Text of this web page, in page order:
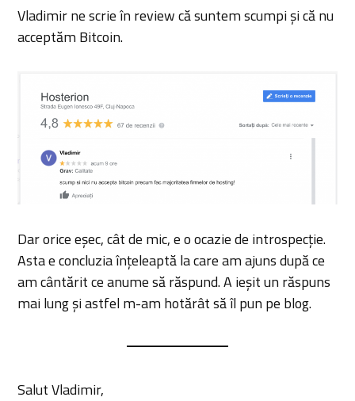
Vladimir ne scrie în review că suntem scumpi și că nu
acceptăm Bitcoin.
Dar orice eșec, cât de mic, e o ocazie de introspecție.
Asta e concluzia înțeleaptă la care am ajuns după ce
am cântărit ce anume să răspund. A ieșit un răspuns
mai lung și astfel m-am hotărât să îl pun pe blog.
Salut Vladimir,